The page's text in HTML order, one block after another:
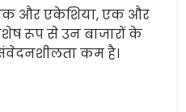
और एकेशिया, एक और
रूप से उन बाजारों के
कम है।